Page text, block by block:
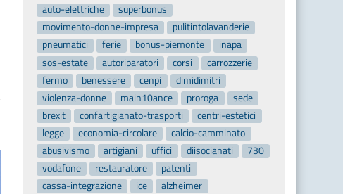
auto-elettriche
superbonus
movimento-donne-impresa
pulitintolavanderie
pneumatici
ferie bonus-piemonte
inapa
sos-estate
autoriparatori corsi
carrozzerie
fermo
benessere cenpi
dimidimitri
violenza-donne
main10ance proroga
sede
brexit
confartigianato-trasporti
centri-estetici
legge
economia-circolare
calcio-camminato
abusivismo
artigiani uffici diisocianati
730
vodafone
restauratore
patenti
cassa-integrazione
ice
alzheimer